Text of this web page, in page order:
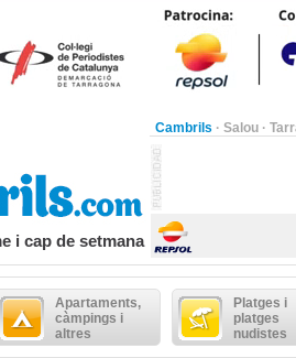
Cambrils · Salou ·
i cap de setmana
Apartaments,
càmpings i
altres
Platges i
platges
nudistes